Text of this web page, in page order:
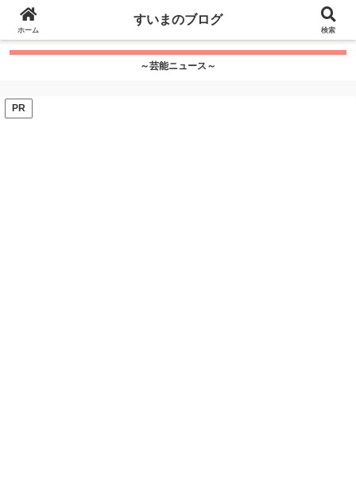
google.com, pub-7115624674097404, DIRECT,
f08c47fec0942fa0
～芸能ニュース～
PR
ホーム
すいまのブログ
検索